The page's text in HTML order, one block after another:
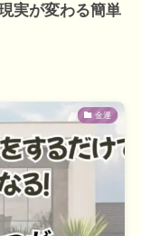
実が変わる簡単
金運